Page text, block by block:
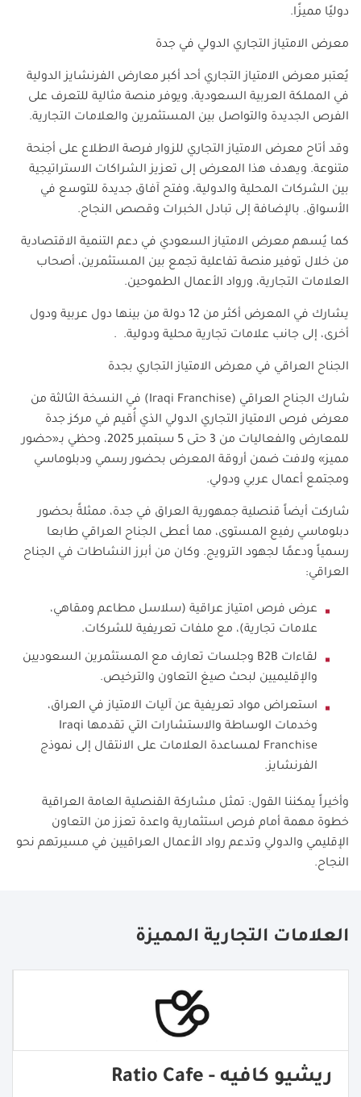
دوليًا مميزًا.
معرض الامتياز التجاري الدولي في جدة
يُعتبر معرض الامتياز التجاري أحد أكبر معارض الفرنشايز الدولية
في المملكة العربية السعودية، ويوفر منصة مثالية للتعرف على
الفرص الجديدة والتواصل بين المستثمرين والعلامات التجارية.
وقد أتاح معرض الامتياز التجاري للزوار فرصة الاطلاع على أجنحة
متنوعة. ويهدف هذا المعرض إلى تعزيز الشراكات الاستراتيجية
بين الشركات المحلية والدولية، وفتح آفاق جديدة للتوسع في
الأسواق. بالإضافة إلى تبادل الخبرات وقصص النجاح.
كما يُسهم معرض الامتياز السعودي في دعم التنمية الاقتصادية
من خلال توفير منصة تفاعلية تجمع بين المستثمرين، أصحاب
العلامات التجارية، ورواد الأعمال الطموحين.
يشارك في المعرض أكثر من 12 دولة من بينها دول عربية ودول
أخرى، إلى جانب علامات تجارية محلية ودولية. .
الجناح العراقي في معرض الامتياز التجاري بجدة
شارك الجناح العراقي (Iraqi Franchise) في النسخة الثالثة من
معرض فرص الامتياز التجاري الدولي الذي أُقيم في مركز جدة
للمعارض والفعاليات من 3 حتى 5 سبتمبر 2025، وحظي بـ«حضور
مميز» ولافت ضمن أروقة المعرض بحضور رسمي ودبلوماسي
ومجتمع أعمال عربي ودولي.
شاركت أيضاً قنصلية جمهورية العراق في جدة، ممثلةً بحضور
دبلوماسي رفيع المستوى، مما أعطى الجناح العراقي طابعا
رسمياً ودعمًا لجهود الترويج. وكان من أبرز النشاطات في الجناح
العراقي:
عرض فرص امتياز عراقية (سلاسل مطاعم ومقاهي،
علامات تجارية)، مع ملفات تعريفية للشركات.
لقاءات B2B وجلسات تعارف مع المستثمرين السعوديين
والإقليميين لبحث صيغ التعاون والترخيص.
استعراض مواد تعريفية عن آليات الامتياز في العراق،
وخدمات الوساطة والاستشارات التي تقدمها Iraqi
Franchise لمساعدة العلامات على الانتقال إلى نموذج
الفرنشايز.
وأخيراً يمكننا القول: تمثل مشاركة القنصلية العامة العراقية
خطوة مهمة أمام فرص استثمارية واعدة تعزز من التعاون
الإقليمي والدولي وتدعم رواد الأعمال العراقيين في مسيرتهم نحو
النجاح.
العلامات التجارية المميزة
ريشيو كافيه - Ratio Cafe